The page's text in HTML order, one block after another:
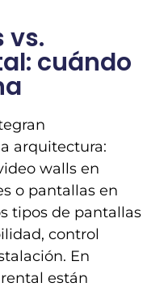
vs.
cuándo
arquitectura:
walls en
o pantallas en
tipos de pantallas
control
En
están